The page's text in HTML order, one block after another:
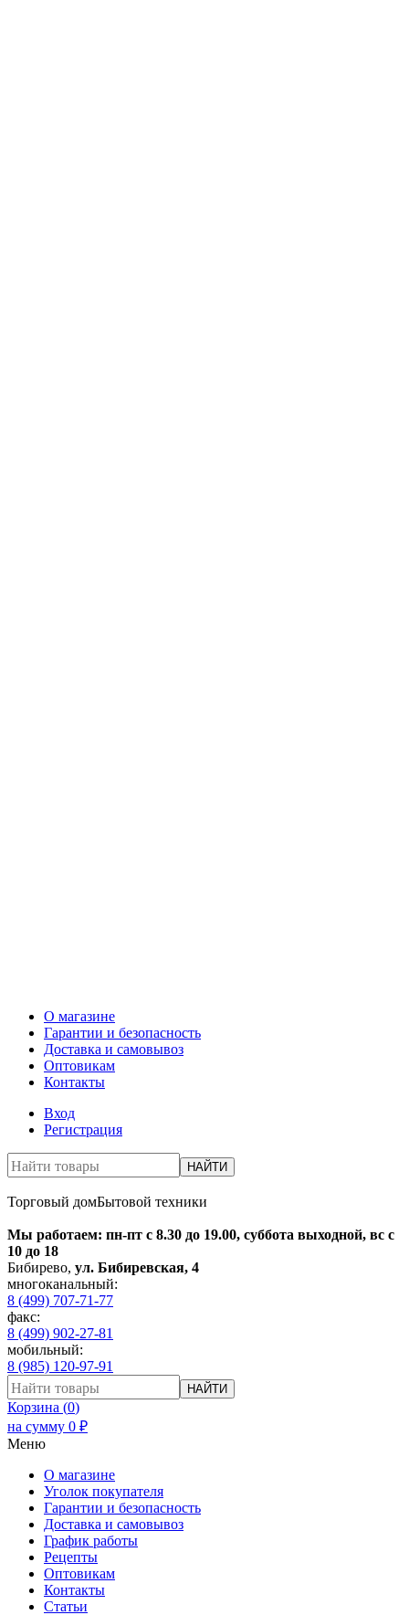
О магазине
Гарантии и безопасность
Доставка и самовывоз
Оптовикам
Контакты
Вход
Регистрация
НАЙТИ
Торговый домБытовой техники
Мы работаем: пн-пт с 8.30 до 19.00, суббота выходной, вс с
10 до 18
Бибирево, ул. Бибиревская, 4
многоканальный:
8 (499) 707-71-77
факс:
8 (499) 902-27-81
мобильный:
8 (985) 120-97-91
НАЙТИ
Корзина (0)
на сумму 0 ₽
Меню
О магазине
Уголок покупателя
Гарантии и безопасность
Доставка и самовывоз
График работы
Рецепты
Оптовикам
Контакты
Статьи